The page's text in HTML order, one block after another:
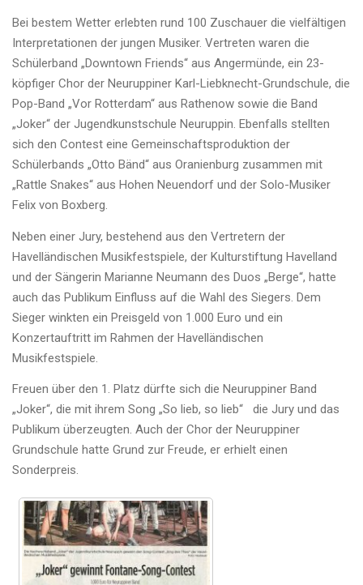
Bei bestem Wetter erlebten rund 100 Zuschauer die vielfältigen
Interpretationen der jungen Musiker. Vertreten waren die
Schülerband „Downtown Friends“ aus Angermünde, ein 23-
köpfiger Chor der Neuruppiner Karl-Liebknecht-Grundschule, die
Pop-Band „Vor Rotterdam“ aus Rathenow sowie die Band
„Joker“ der Jugendkunstschule Neuruppin. Ebenfalls stellten
sich den Contest eine Gemeinschaftsproduktion der
Schülerbands „Otto Bänd“ aus Oranienburg zusammen mit
„Rattle Snakes“ aus Hohen Neuendorf und der Solo-Musiker
Felix von Boxberg.
Neben einer Jury, bestehend aus den Vertretern der
Havelländischen Musikfestspiele, der Kulturstiftung Havelland
und der Sängerin Marianne Neumann des Duos „Berge“, hatte
auch das Publikum Einfluss auf die Wahl des Siegers. Dem
Sieger winkten ein Preisgeld von 1.000 Euro und ein
Konzertauftritt im Rahmen der Havelländischen
Musikfestspiele.
Freuen über den 1. Platz dürfte sich die Neuruppiner Band
„Joker“, die mit ihrem Song „So lieb, so lieb“ die Jury und das
Publikum überzeugten. Auch der Chor der Neuruppiner
Grundschule hatte Grund zur Freude, er erhielt einen
Sonderpreis.